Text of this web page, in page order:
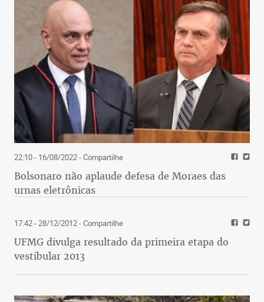
22:10 - 16/08/2022- Compartilhe
Bolsonaro não aplaude defesa de Moraes das
urnas eletrônicas
17:42 - 28/12/2012- Compartilhe
UFMG divulga resultado da primeira etapa do
vestibular 2013